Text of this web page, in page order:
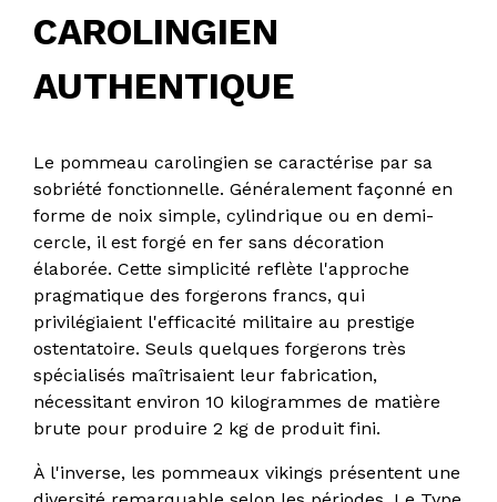
CAROLINGIEN
AUTHENTIQUE
Le pommeau carolingien se caractérise par sa
sobriété fonctionnelle. Généralement façonné en
forme de noix simple, cylindrique ou en demi-
cercle, il est forgé en fer sans décoration
élaborée. Cette simplicité reflète l'approche
pragmatique des forgerons francs, qui
privilégiaient l'efficacité militaire au prestige
ostentatoire. Seuls quelques forgerons très
spécialisés maîtrisaient leur fabrication,
nécessitant environ 10 kilogrammes de matière
brute pour produire 2 kg de produit fini.
À l'inverse, les pommeaux vikings présentent une